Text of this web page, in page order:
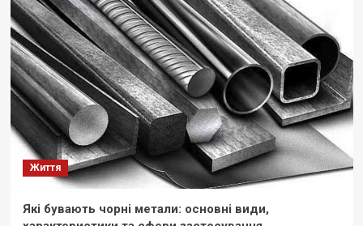
Життя
Які бувають чорні метали: основні види,